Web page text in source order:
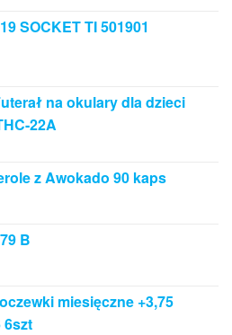
SOCKET TI 501901
na okulary dla dzieci
22A
z Awokado 90 kaps
B
miesięczne +3,75
6szt